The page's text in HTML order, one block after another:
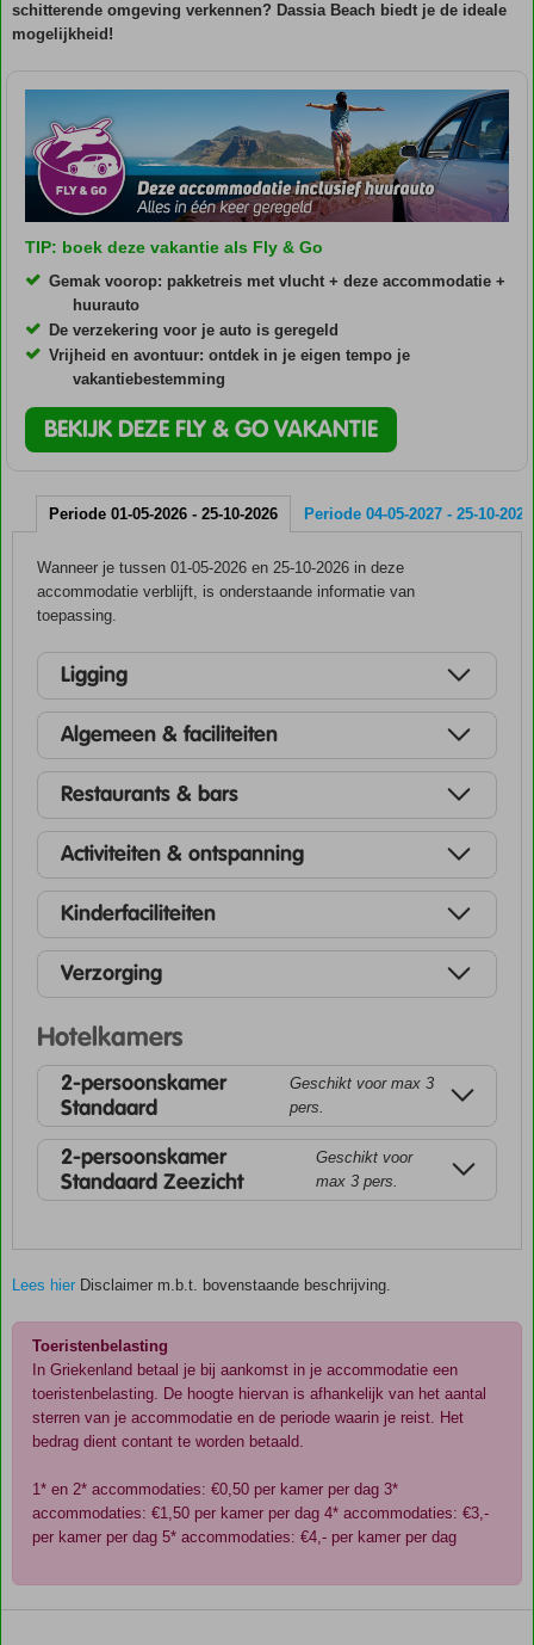
schitterende omgeving verkennen? Dassia Beach biedt je de ideale
mogelijkheid!
TIP: boek deze vakantie als Fly & Go
Gemak voorop: pakketreis met vlucht + deze accommodatie +
huurauto
De verzekering voor je auto is geregeld
Vrijheid en avontuur: ontdek in je eigen tempo je
vakantiebestemming
BEKIJK DEZE FLY & GO VAKANTIE
Periode 01-05-2026 - 25-10-2026 Periode 04-05-2027 - 25-10-2027
Wanneer je tussen 01-05-2026 en 25-10-2026 in deze
accommodatie verblijft, is onderstaande informatie van
toepassing.
Ligging
Algemeen & faciliteiten
Restaurants & bars
Activiteiten & ontspanning
Kinderfaciliteiten
Verzorging
Hotelkamers
2-persoonskamer
Standaard
Geschikt voor max 3
pers.
2-persoonskamer
Standaard Zeezicht
Geschikt voor
max 3 pers.
Lees hier Disclaimer m.b.t. bovenstaande beschrijving.
Toeristenbelasting
In Griekenland betaal je bij aankomst in je accommodatie een
toeristenbelasting. De hoogte hiervan is afhankelijk van het aantal
sterren van je accommodatie en de periode waarin je reist. Het
bedrag dient contant te worden betaald.
1* en 2* accommodaties: €0,50 per kamer per dag 3*
accommodaties: €1,50 per kamer per dag 4* accommodaties: €3,-
per kamer per dag 5* accommodaties: €4,- per kamer per dag